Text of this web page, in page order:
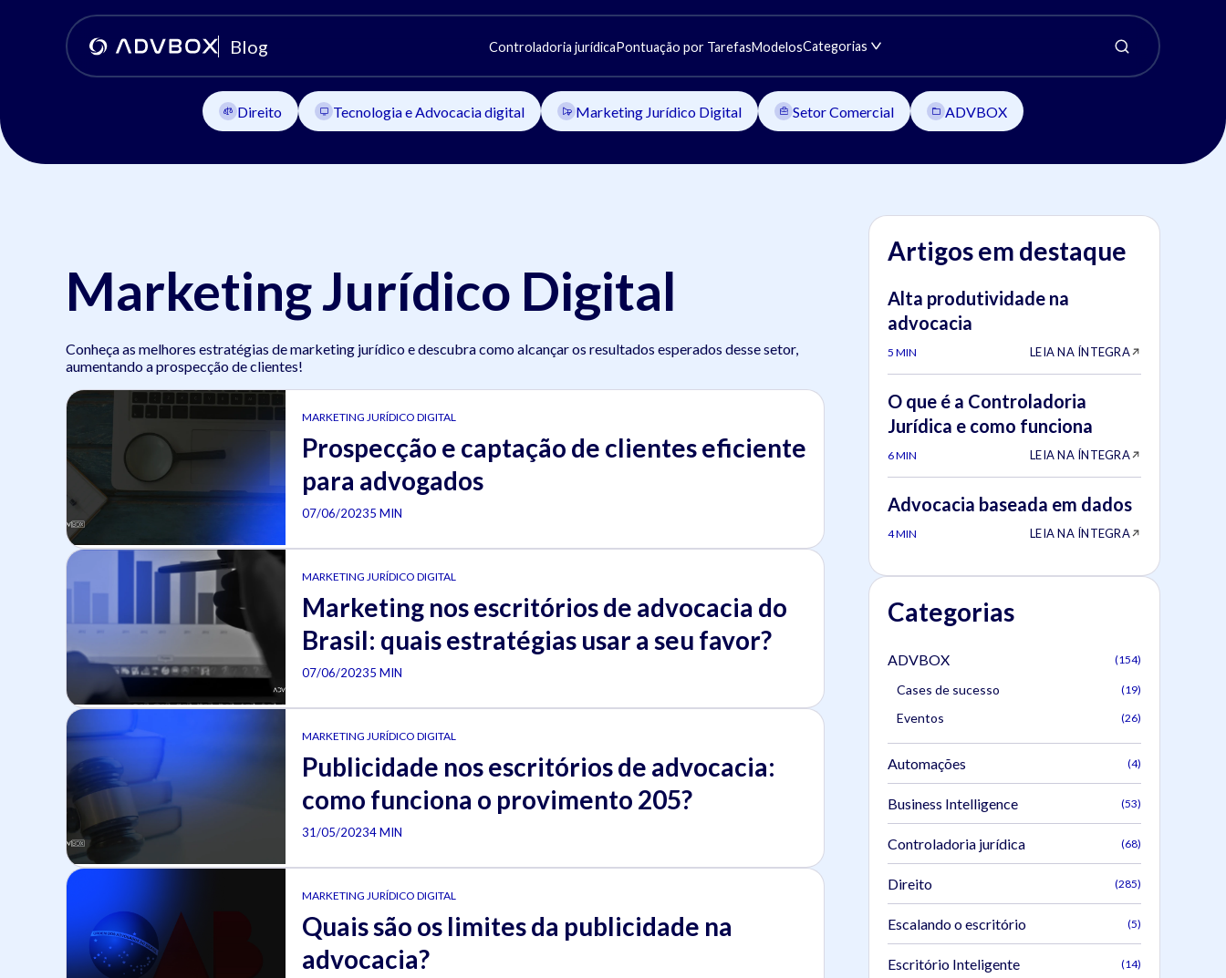
Blog Controladoria jurídicaPontuação por TarefasModelosCategorias
Direito Tecnologia e Advocacia digital Marketing Jurídico Digital Setor Comercial ADVBOX
Marketing Jurídico Digital
Conheça as melhores estratégias de marketing jurídico e descubra como alcançar os resultados esperados desse setor,
aumentando a prospecção de clientes!
MARKETING JURÍDICO DIGITAL
Prospecção e captação de clientes eficiente
para advogados
07/06/20235 MIN
MARKETING JURÍDICO DIGITAL
Marketing nos escritórios de advocacia do
Brasil: quais estratégias usar a seu favor?
07/06/20235 MIN
MARKETING JURÍDICO DIGITAL
Publicidade nos escritórios de advocacia:
como funciona o provimento 205?
31/05/20234 MIN
MARKETING JURÍDICO DIGITAL
Quais são os limites da publicidade na
advocacia?
Artigos em destaque
Alta produtividade na
advocacia
5 MIN LEIA NA ÍNTEGRA
O que é a Controladoria
Jurídica e como funciona
6 MIN LEIA NA ÍNTEGRA
Advocacia baseada em dados
4 MIN LEIA NA ÍNTEGRA
Categorias
ADVBOX (154)
Cases de sucesso (19)
Eventos (26)
Automações (4)
Business Intelligence (53)
Controladoria jurídica (68)
Direito (285)
Escalando o escritório (5)
Escritório Inteligente (14)